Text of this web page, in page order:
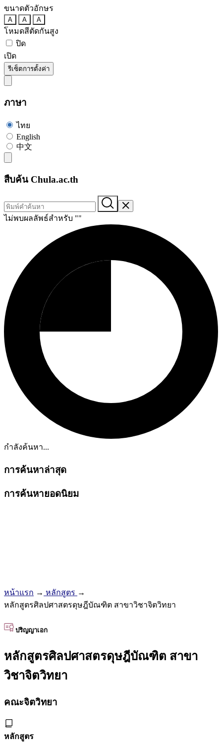
ขนาดตัวอักษร
A A A
โหมดสีตัดกันสูง
ปิด
เปิด
รีเซ็ตการตั้งค่า
ภาษา
ไทย
English
中文
สืบค้น Chula.ac.th
ไม่พบผลลัพธ์สำหรับ ""
กำลังค้นหา...
การค้นหาล่าสุด
การค้นหายอดนิยม
หน้าแรก → หลักสูตร →
หลักสูตรศิลปศาสตรดุษฎีบัณฑิต สาขาวิชาจิตวิทยา
ปริญญาเอก
หลักสูตรศิลปศาสตรดุษฎีบัณฑิต สาขา
วิชาจิตวิทยา
คณะจิตวิทยา
หลักสูตร